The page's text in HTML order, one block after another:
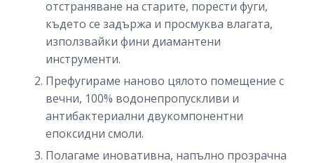
отстраняване на старите, порести фуги,
където се задържа и просмуква влагата,
използвайки фини диамантени
инструменти.
Префугираме наново цялото помещение с
вечни, 100% водонепропускливи и
антибактериални двукомпонентни
епоксидни смоли.
Полагаме иновативна, напълно прозрачна